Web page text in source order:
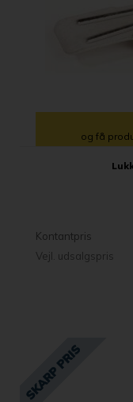
og få
Kontantpris
Vejl. udsalgspris